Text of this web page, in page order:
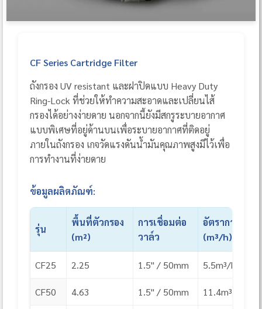
CF Series Cartridge Filter
ถังกรอง UV resistant และฝาปิดแบบ Heavy Duty
Ring-Lock ที่ช่วยให้ทำความสะอาดและเปลี่ยนไส้
กรองได้อย่างง่ายดาย นอกจากนี้ยังมีสกรูระบายอากาศ
แบบพิเศษที่อยู่ด้านบนเพื่อระบายอากาศที่ติดอยู่
ภายในถังกรอง เกจวัดแรงดันน้ำมันคุณภาพสูงมีไว้เพื่อ
การทำงานที่ง่ายดาย
ข้อมูลผลิตภัณฑ์:
รุ่น
พื้นที่ตัวกรอง
(m²)
การเชื่อมต่อ
วาล์ว
อัตราการไหล
(m³/h)
CF25 2.25 1.5" / 50mm 5.5m³/h
CF50 4.63 1.5" / 50mm 11.4m³/h